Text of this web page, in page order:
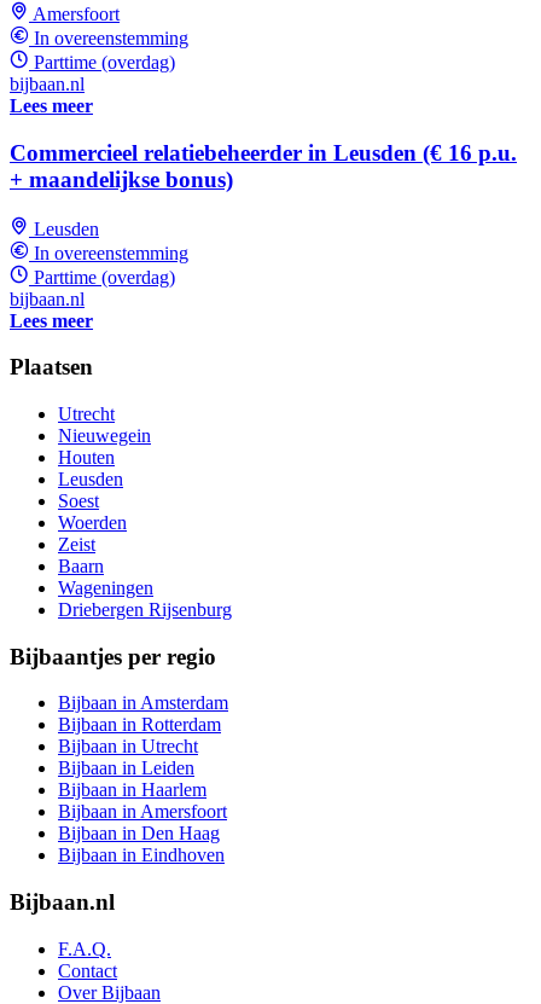
Amersfoort
In overeenstemming
Parttime (overdag)
bijbaan.nl
Lees meer
Commercieel relatiebeheerder in Leusden (€ 16 p.u.
+ maandelijkse bonus)
Leusden
In overeenstemming
Parttime (overdag)
bijbaan.nl
Lees meer
Plaatsen
Utrecht
Nieuwegein
Houten
Leusden
Soest
Woerden
Zeist
Baarn
Wageningen
Driebergen Rijsenburg
Bijbaantjes per regio
Bijbaan in Amsterdam
Bijbaan in Rotterdam
Bijbaan in Utrecht
Bijbaan in Leiden
Bijbaan in Haarlem
Bijbaan in Amersfoort
Bijbaan in Den Haag
Bijbaan in Eindhoven
Bijbaan.nl
F.A.Q.
Contact
Over Bijbaan